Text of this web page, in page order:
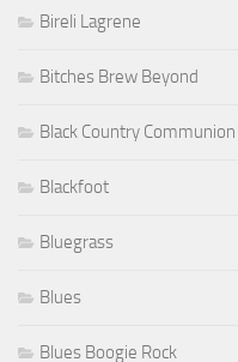
Bireli Lagrene
Bitches Brew Beyond
Black Country Communion
Blackfoot
Bluegrass
Blues
Blues Boogie Rock